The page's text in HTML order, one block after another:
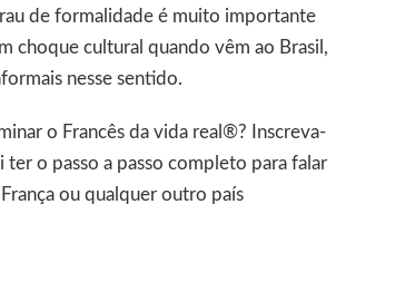
de formalidade é muito importante
choque cultural quando vêm ao Brasil,
nesse sentido.
o Francês da vida real®? Inscreva-
o passo a passo completo para falar
ou qualquer outro país